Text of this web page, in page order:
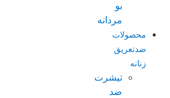
بو
مردانه
محصولات
ضدتعریق
زنانه
تیشرت
ضد